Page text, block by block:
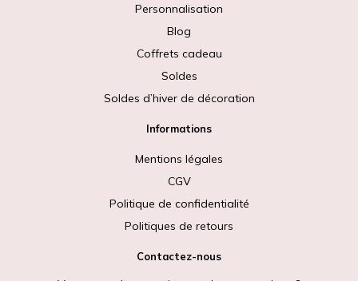
Personnalisation
Blog
Coffrets cadeau
Soldes
Soldes d’hiver de décoration
Informations
Mentions légales
CGV
Politique de confidentialité
Politiques de retours
Contactez-nous